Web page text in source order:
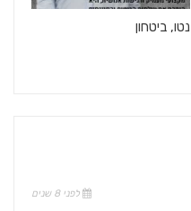
נטו, ביטחון
לפני 8 שנים